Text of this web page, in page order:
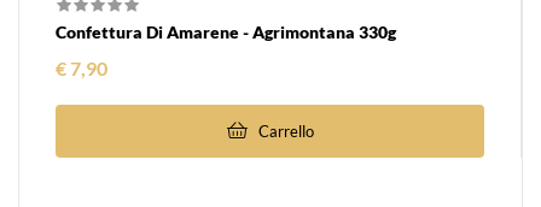
Confettura Di Amarene - Agrimontana 330g
Prezzo
€ 7,90
Carrello